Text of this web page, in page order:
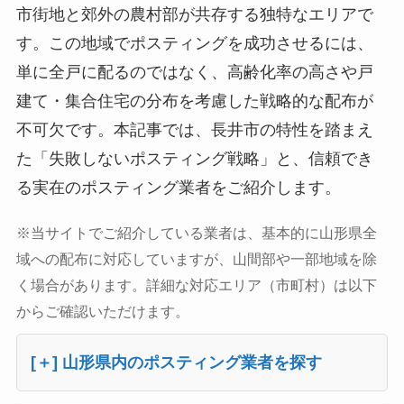
市街地と郊外の農村部が共存する独特なエリアで
す。この地域でポスティングを成功させるには、
単に全戸に配るのではなく、高齢化率の高さや戸
建て・集合住宅の分布を考慮した戦略的な配布が
不可欠です。本記事では、長井市の特性を踏まえ
た「失敗しないポスティング戦略」と、信頼でき
る実在のポスティング業者をご紹介します。
※当サイトでご紹介している業者は、基本的に山形県全
域への配布に対応していますが、山間部や一部地域を除
く場合があります。詳細な対応エリア（市町村）は以下
からご確認いただけます。
[＋] 山形県内のポスティング業者を探す